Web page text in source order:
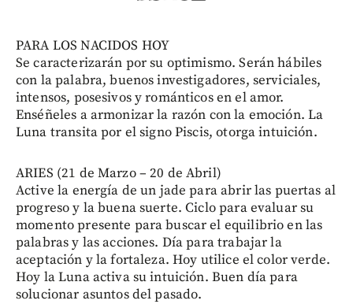
PARA LOS NACIDOS HOY
Se caracterizarán por su optimismo. Serán hábiles
con la palabra, buenos investigadores, serviciales,
intensos, posesivos y románticos en el amor.
Enséñeles a armonizar la razón con la emoción. La
Luna transita por el signo Piscis, otorga intuición.
ARIES (21 de Marzo – 20 de Abril)
Active la energía de un jade para abrir las puertas al
progreso y la buena suerte. Ciclo para evaluar su
momento presente para buscar el equilibrio en las
palabras y las acciones. Día para trabajar la
aceptación y la fortaleza. Hoy utilice el color verde.
Hoy la Luna activa su intuición. Buen día para
solucionar asuntos del pasado.